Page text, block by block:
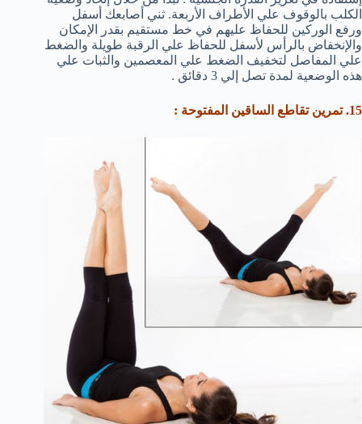
الكلب بالوقوف علي الأطراف الأربعة. ثني أصابعك أسفل
ورفع الوركين للحفاظ عليهم في خط مستقيم بقدر الإمكان
والإنخفاض بالرأس لأسفل للحفاظ علي الرقبة طويلة والضغط
علي المفاصل لتخفيف الضغط علي المعصمين والثبات علي
هذه الوضعية لمدة تصل إلي 3 دقائق .
15. تمرين تقاطع الساقين المفتوحة :